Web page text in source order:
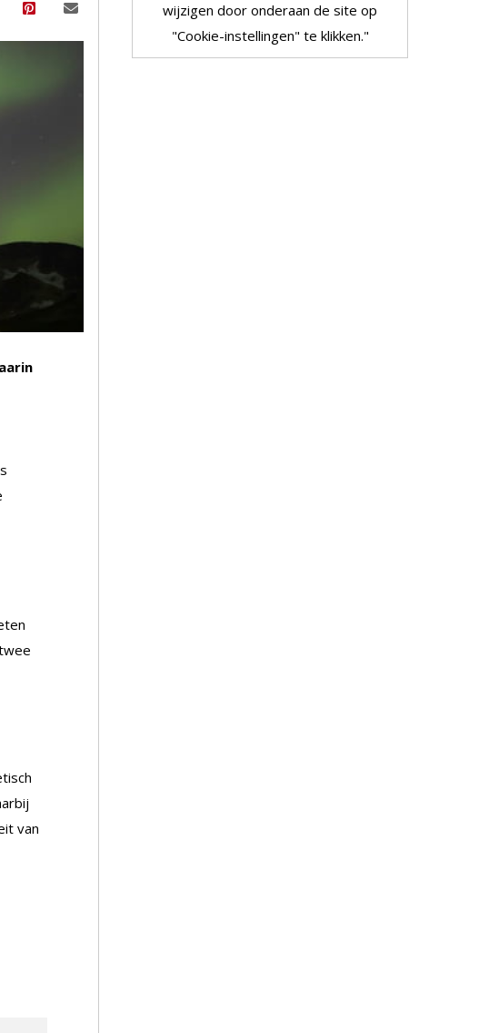
van
wijzigen door onderaan de site op
"Cookie-instellingen" te klikken."